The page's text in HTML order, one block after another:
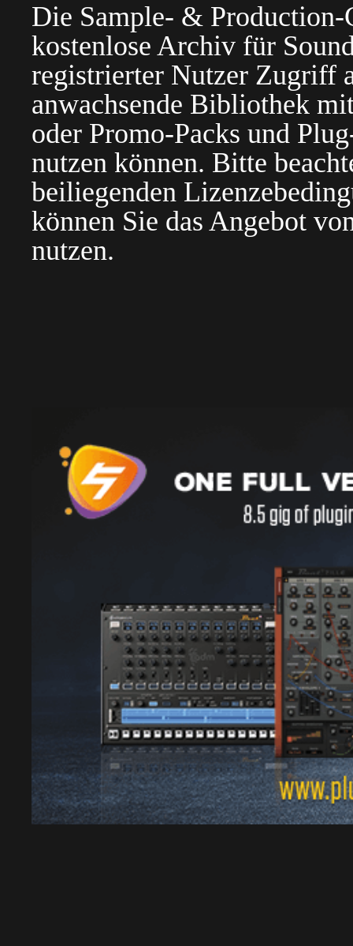
Die Sample- &
kostenlose Archiv für
registrierter Nutzer Zugriff
anwachsende Bibliothek
oder Promo-Packs und
nutzen können. Bitte
beiliegenden
können Sie das Angebot
nutzen.